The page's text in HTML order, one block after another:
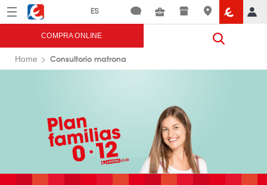
Menú Eroski
COMPRA ONLINE
Home Consultorio matrona